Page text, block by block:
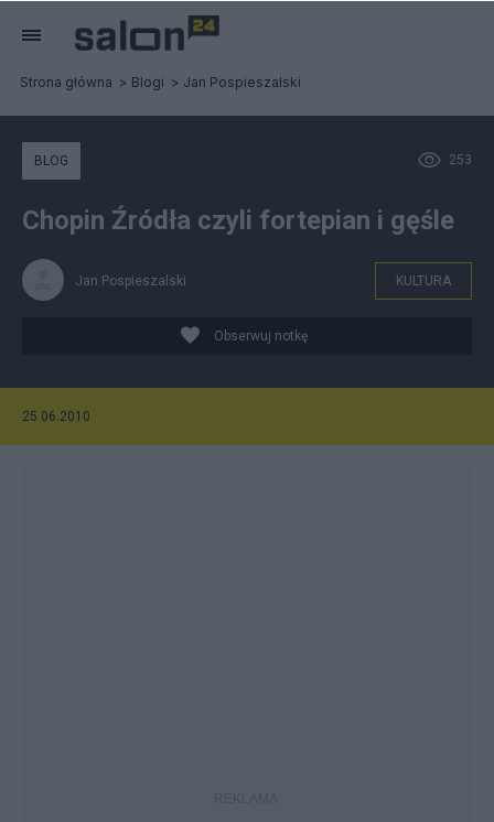
Strona główna Blogi Jan Pospieszalski
253
BLOG
Chopin Źródła czyli fortepian i gęśle
Jan Pospieszalski KULTURA
Obserwuj notkę
25.06.2010